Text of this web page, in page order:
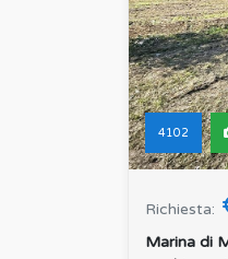
4102
Richiesta:
Marina di